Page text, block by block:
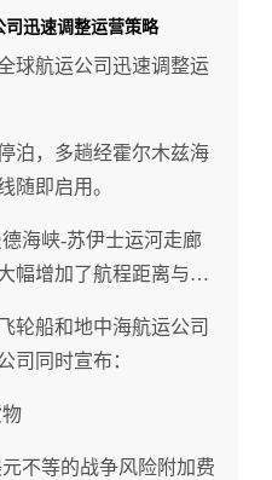
迅速调整运营策略
球航运公司迅速调整运
泊，多趟经霍尔木兹海
随即启用。
海峡-苏伊士运河走廊
幅增加了航程距离与航
轮船和地中海航运公司
司同时宣布：
不等的战争风险附加费